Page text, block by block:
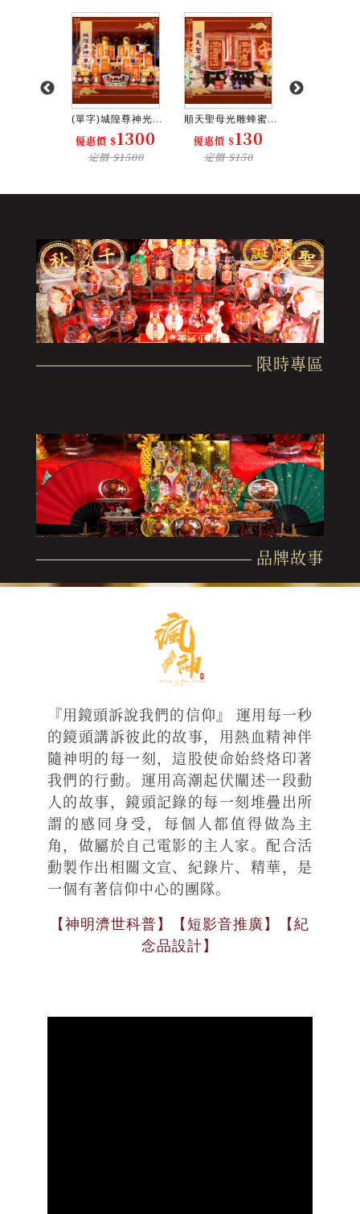
(單字)城隍尊神光...
優惠價 $1300
定價 $1500
順天聖母光雕蜂蜜...
優惠價 $130
定價 $150
限時專區
品牌故事
『用鏡頭訴說我們的信仰』 運用每一秒
的鏡頭講訴彼此的故事，用熱血精神伴
隨神明的每一刻，這股使命始終烙印著
我們的行動。運用高潮起伏闡述一段動
人的故事，鏡頭記錄的每一刻堆疊出所
謂的感同身受，每個人都值得做為主
角，做屬於自己電影的主人家。配合活
動製作出相關文宣、紀錄片、精華，是
一個有著信仰中心的團隊。
【神明濟世科普】【短影音推廣】【紀
念品設計】